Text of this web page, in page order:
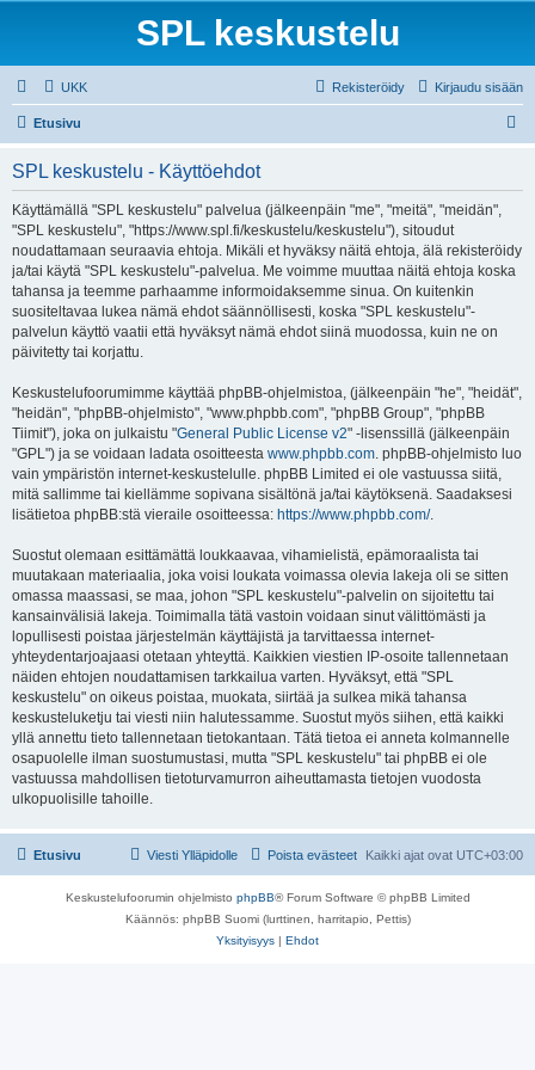
SPL keskustelu
UKK Kirjaudu sisään
Rekisteröidy
Etusivu
SPL keskustelu - Käyttöehdot
Käyttämällä "SPL keskustelu" palvelua (jälkeenpäin "me", "meitä", "meidän",
"SPL keskustelu", "https://www.spl.fi/keskustelu/keskustelu"), sitoudut
noudattamaan seuraavia ehtoja. Mikäli et hyväksy näitä ehtoja, älä rekisteröidy
ja/tai käytä "SPL keskustelu"-palvelua. Me voimme muuttaa näitä ehtoja koska
tahansa ja teemme parhaamme informoidaksemme sinua. On kuitenkin
suositeltavaa lukea nämä ehdot säännöllisesti, koska "SPL keskustelu"-
palvelun käyttö vaatii että hyväksyt nämä ehdot siinä muodossa, kuin ne on
päivitetty tai korjattu.
Keskustelufoorumimme käyttää phpBB-ohjelmistoa, (jälkeenpäin "he", "heidät",
"heidän", "phpBB-ohjelmisto", "www.phpbb.com", "phpBB Group", "phpBB
Tiimit"), joka on julkaistu "General Public License v2" -lisenssillä (jälkeenpäin
"GPL") ja se voidaan ladata osoitteesta www.phpbb.com. phpBB-ohjelmisto luo
vain ympäristön internet-keskustelulle. phpBB Limited ei ole vastuussa siitä,
mitä sallimme tai kiellämme sopivana sisältönä ja/tai käytöksenä. Saadaksesi
lisätietoa phpBB:stä vieraile osoitteessa: https://www.phpbb.com/.
Suostut olemaan esittämättä loukkaavaa, vihamielistä, epämoraalista tai
muutakaan materiaalia, joka voisi loukata voimassa olevia lakeja oli se sitten
omassa maassasi, se maa, johon "SPL keskustelu"-palvelin on sijoitettu tai
kansainvälisiä lakeja. Toimimalla tätä vastoin voidaan sinut välittömästi ja
lopullisesti poistaa järjestelmän käyttäjistä ja tarvittaessa internet-
yhteydentarjoajaasi otetaan yhteyttä. Kaikkien viestien IP-osoite tallennetaan
näiden ehtojen noudattamisen tarkkailua varten. Hyväksyt, että "SPL
keskustelu" on oikeus poistaa, muokata, siirtää ja sulkea mikä tahansa
keskusteluketju tai viesti niin halutessamme. Suostut myös siihen, että kaikki
yllä annettu tieto tallennetaan tietokantaan. Tätä tietoa ei anneta kolmannelle
osapuolelle ilman suostumustasi, mutta "SPL keskustelu" tai phpBB ei ole
vastuussa mahdollisen tietoturvamurron aiheuttamasta tietojen vuodosta
ulkopuolisille tahoille.
Etusivu Kaikki ajat ovat UTC+03:00
Poista evästeet
Viesti Ylläpidolle
Keskustelufoorumin ohjelmisto phpBB® Forum Software © phpBB Limited
Käännös: phpBB Suomi (lurttinen, harritapio, Pettis)
Yksityisyys | Ehdot